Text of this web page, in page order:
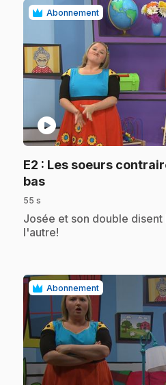
Abonnement
play_circle
E2 : Les soeurs
bas.
55 s
.Josée et son double
l'autre!
Abonnement